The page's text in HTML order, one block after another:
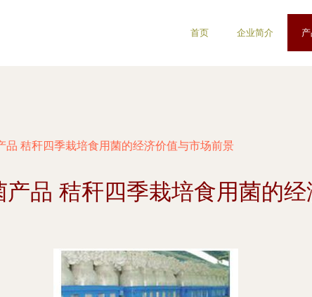
首页 企业简介
品 秸秆四季栽培食用菌的经济价值与市场前景
品 秸秆四季栽培食用菌的